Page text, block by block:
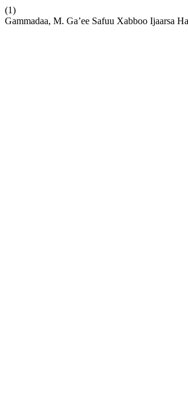
(1)
Gammadaa, M. Ga’ee Safuu Xabboo Ijaarsa